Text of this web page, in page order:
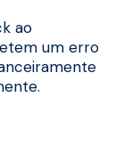
ao
um erro